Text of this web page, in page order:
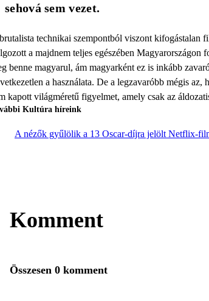
sehová sem vezet.
technikai szempontból viszont kifogástalan
a majdnem teljes egészében
benne magyarul, ám magyarként ez is inkább
a használata. De a legzavaróbb mégis
kapott világméretű figyelmet, amely csak az
Kultúra híreink
A nézők gyűlölik a 13 Oscar-díjra jelölt Netflix-
Komment
Összesen 0 komment